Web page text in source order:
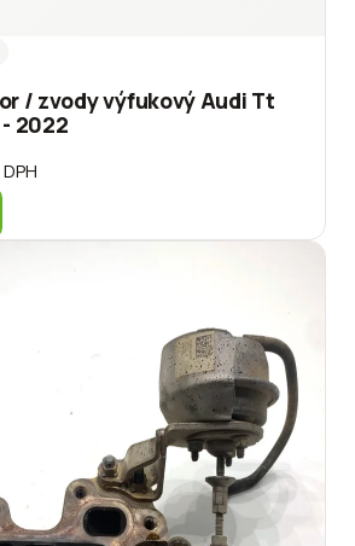
/ zvody výfukový Audi Tt
- 2022